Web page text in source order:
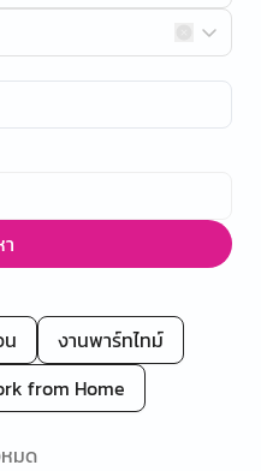
น
งานพาร์ทไทม์
from Home
มด